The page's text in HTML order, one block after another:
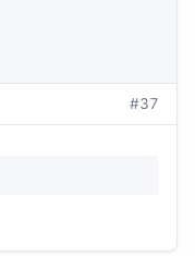
#37